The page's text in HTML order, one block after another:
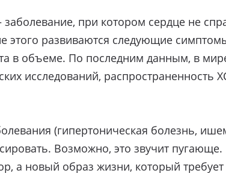
при котором сердце не
этого развиваются следующие
в объеме. По последним данным, в
исследований, распространенность
(гипертоническая болезнь,
Возможно, это звучит пугающе.
а новый образ жизни, который